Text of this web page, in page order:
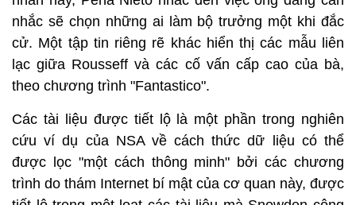
nhắc sẽ chọn những ai làm bộ trưởng một khi đắc
cử. Một tập tin riêng rẽ khác hiển thị các mẫu liên
lạc giữa Rousseff và các cố vấn cấp cao của bà,
theo chương trình "Fantastico".
Các tài liệu được tiết lộ là một phần trong nghiên
cứu ví dụ của NSA về cách thức dữ liệu có thể
được lọc "một cách thông minh" bởi các chương
trình do thám Internet bí mật của cơ quan này, được